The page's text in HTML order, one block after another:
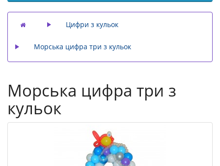
Цифри з кульок
Морська цифра три з кульок
Морська цифра три з
кульок